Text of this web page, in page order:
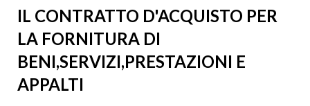
IL CONTRATTO D'ACQUISTO PER
LA FORNITURA DI
BENI,SERVIZI,PRESTAZIONI E
APPALTI